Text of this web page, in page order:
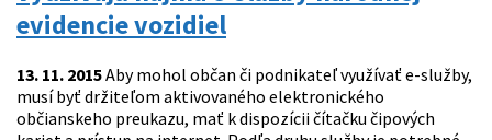
evidencie vozidiel
13. 11. 2015Aby mohol občan či podnikateľ využívať e-služby,
musí byť držiteľom aktivovaného elektronického
občianskeho preukazu, mať k dispozícii čítačku čipových